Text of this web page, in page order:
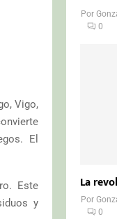
Vigo,
El
Este
y
Por
0
La
Por
0